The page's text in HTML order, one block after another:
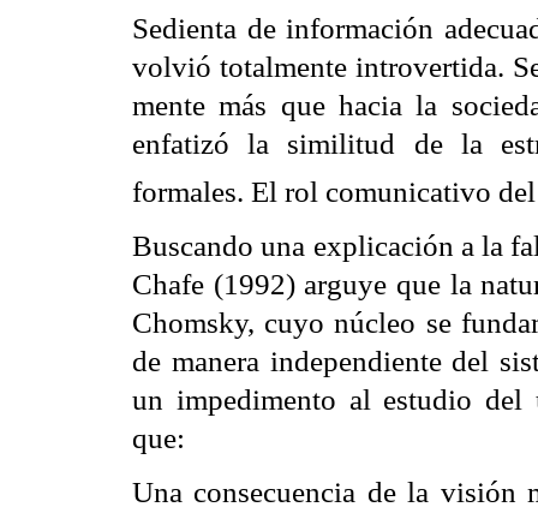
Sedienta de información
volvió totalmente introvertida.
mente más que hacia la
enfatizó la similitud de la
formales. El rol comunicativo
Buscando una explicación a la
Chafe (1992) arguye que la
Chomsky, cuyo núcleo se
de manera independiente del
un impedimento al estudio
que:
Una consecuencia de la visión